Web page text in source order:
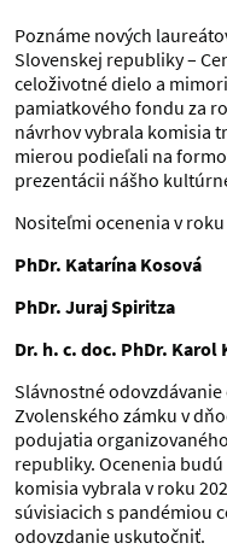
Poznáme nových
Slovenskej republiky –
celoživotné dielo a
pamiatkového fondu za
návrhov vybrala komisia
mierou podieľali na
prezentácii nášho
Nositeľmi ocenenia v roku
PhDr. Katarína Kosová
PhDr. Juraj Spiritza
Dr. h. c. doc. PhDr. Karol
Slávnostné
Zvolenského zámku v
podujatia
republiky. Ocenenia
komisia vybrala v roku
súvisiacich s pandémiou
odovzdanie uskutočniť.